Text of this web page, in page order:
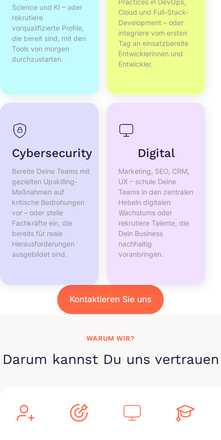
Science und KI – oder
rekrutiere
vorqualifizierte Profile,
die bereit sind, mit den
Tools von morgen
durchzustarten.
Practices in DevOps,
Cloud und Full-Stack-
Development – oder
integriere vom ersten
Tag an einsatzbereite
Entwicklerinnen und
Entwickler.
Cybersecurity
Bereite Deine Teams mit
gezielten Upskilling-
Maßnahmen auf
kritische Bedrohungen
vor – oder stelle
Fachkräfte ein, die
bereits für reale
Herausforderungen
ausgebildet sind.
Digital
Marketing, SEO, CRM,
UX – schule Deine
Teams in den zentralen
Hebeln digitalen
Wachstums oder
rekrutiere Talente, die
Dein Business
nachhaltig
voranbringen.
Kontaktieren Sie uns
WARUM WIR?
Darum kannst Du uns vertrauen